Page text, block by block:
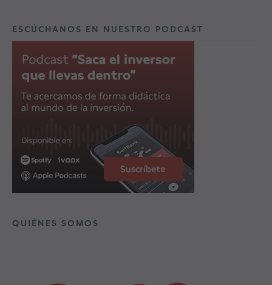
ESCÚCHANOS EN NUESTRO PODCAST
QUIÉNES SOMOS